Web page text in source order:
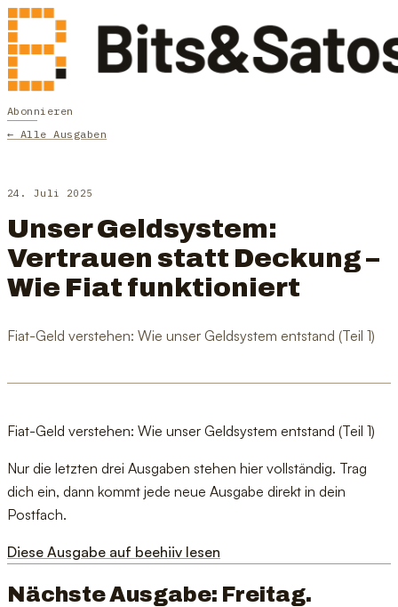
Abonnieren
← Alle Ausgaben
24. Juli 2025
Unser Geldsystem:
Vertrauen statt Deckung –
Wie Fiat funktioniert
Fiat-Geld verstehen: Wie unser Geldsystem entstand (Teil 1)
Fiat-Geld verstehen: Wie unser Geldsystem entstand (Teil 1)
Nur die letzten drei Ausgaben stehen hier vollständig. Trag
dich ein, dann kommt jede neue Ausgabe direkt in dein
Postfach.
Diese Ausgabe auf beehiiv lesen
Nächste Ausgabe: Freitag.